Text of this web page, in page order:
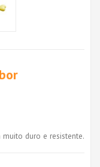
duro e resistente.